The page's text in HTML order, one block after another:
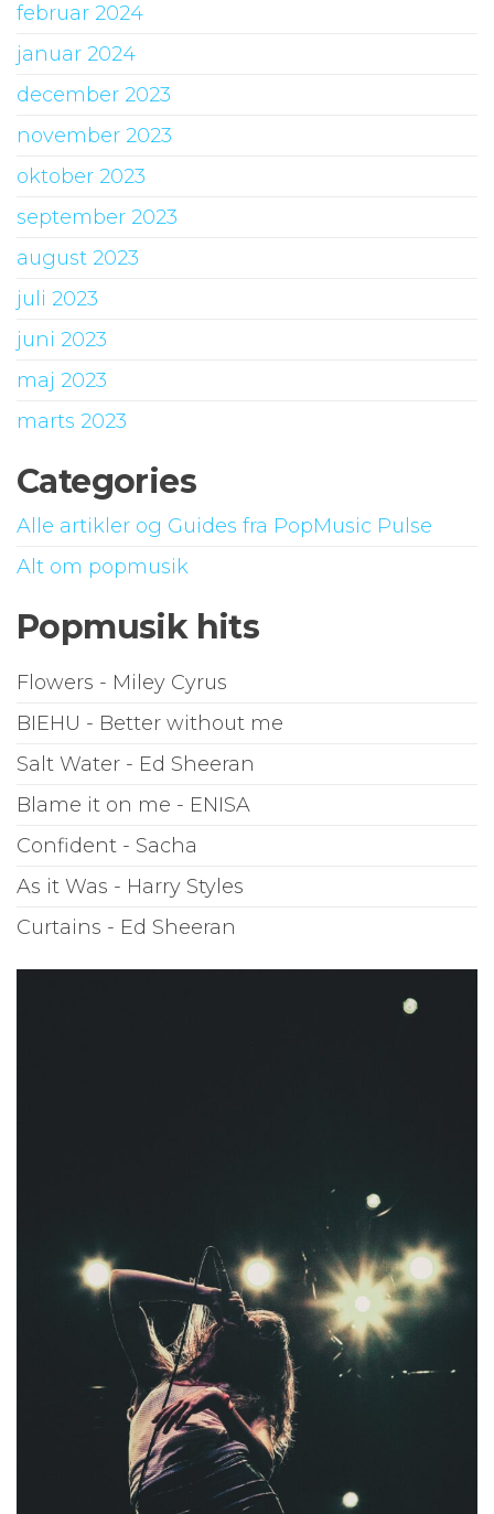
februar 2024
januar 2024
december 2023
november 2023
oktober 2023
september 2023
august 2023
juli 2023
juni 2023
maj 2023
marts 2023
Categories
Alle artikler og Guides fra PopMusic Pulse
Alt om popmusik
Popmusik hits
Flowers - Miley Cyrus
BIEHU - Better without me
Salt Water - Ed Sheeran
Blame it on me - ENISA
Confident - Sacha
As it Was - Harry Styles
Curtains - Ed Sheeran